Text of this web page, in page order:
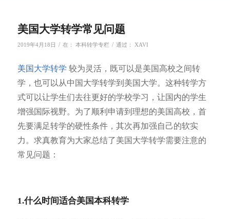
美国大学转学常见问题
2019年4月18日 / 在： 本科转学专栏 / 通过： XAVI
美国大学转学 较为灵活，既可以是美国高校之间转
学，也可以从中国大学转学到美国大学。这种转学方
式可以让学生们去往更好的学校学习，让国内的学生
增强国际视野。为了顺利申请到理想的美国高校，首
先要满足转学的硬性条件，其次再加强自己的软实
力。求真教育为大家总结了美国大学转学需要注意的
常见问题：
1.什么时间适合美国本科转学